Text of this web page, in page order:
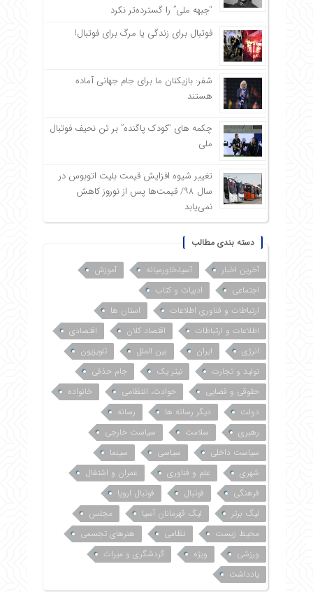
“جبهه ملی” را گسترده‌تر نکرد
فوتبال برای زندگی یا مرگ برای فوتبال!
شفر: بازیکنان ما برای جام جهانی آماده
هستند
چکمه های “کودک پاگنده” بر تن نحیف فوتبال
ملی
تغییر شیوه افزایش قیمت بلیت اتوبوس در
سال ۹۸/ قیمت‌ها پس از نوروز کاهش
نمی‌یابد
دسته بندی مطالب
آخرین اخبار آسیا،خاورمیانه
آموزش
اجتماعی
ادبیات و کتاب
ارتباطات و فناوری اطلاعات
استان ها
اطلاعات و ارتباطات
اقتصاد کلان
اقتصادی
انرژی
ایران بین الملل
تلویزیون
تولید و تجارت
تیتر یک
جام حذفی
حقوقی و قضایی
حوادث، انتظامی
خانواده
دولت
دیگر رسانه ها
رسانه
رهبری
سلامت
سیاست خارجی
سیاست داخلی
سیاسی
سینما
شهری
علم و فناوری
عمران و اشتغال
فرهنگی
فوتبال
فوتبال اروپا
لیگ برتر
لیگ قهرمانان آسیا
مجلس
محیط زیست
نظامی
هنرهای تجسمی
ورزشی
ویژه
گردشگری و میراث
یادداشت